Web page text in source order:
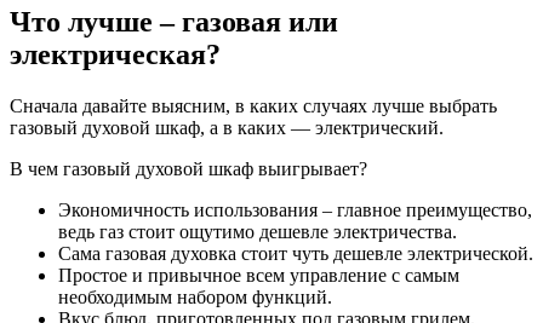
Что лучше – газовая или
электрическая?
Сначала давайте выясним, в каких случаях лучше выбрать
газовый духовой шкаф, а в каких — электрический.
В чем газовый духовой шкаф выигрывает?
Экономичность использования – главное преимущество,
ведь газ стоит ощутимо дешевле электричества.
Сама газовая духовка стоит чуть дешевле электрической.
Простое и привычное всем управление с самым
необходимым набором функций.
Вкус блюд, приготовленных под газовым грилем,